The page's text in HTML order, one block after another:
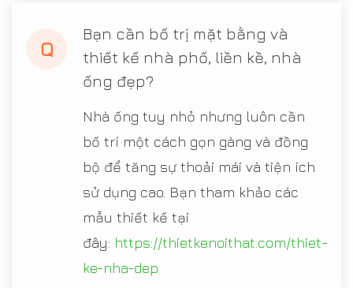
Q
Bạn cần bố trị mặt bằng và
thiết kế nhà phố, liền kề, nhà
ống đẹp?
Nhà ống tuy nhỏ nhưng luôn cần
bố trí một cách gọn gàng và đồng
bộ để tăng sự thoải mái và tiện ích
sử dụng cao. Bạn tham khảo các
mẫu thiết kế tại
đây: https://thietkenoithat.com/thiet-
ke-nha-dep